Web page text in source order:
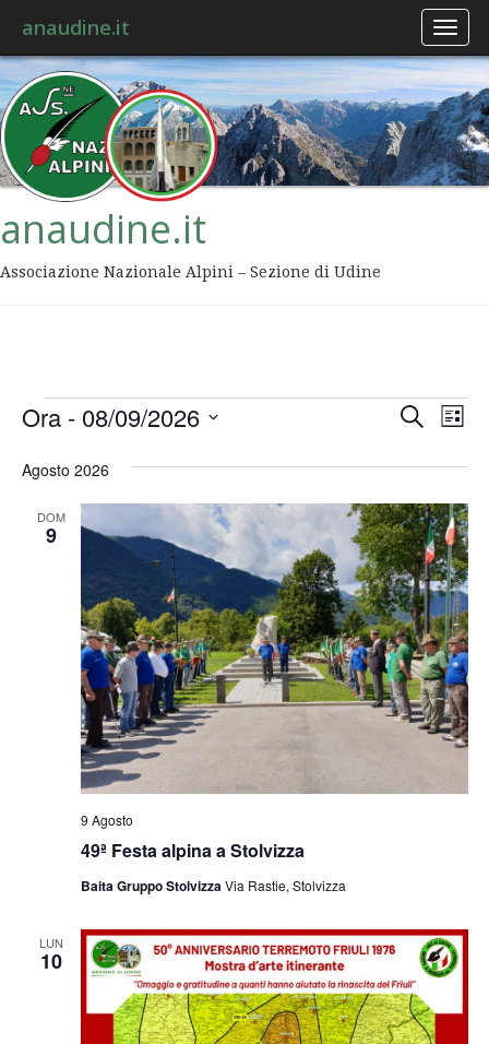
anaudine.it
anaudine.it
Associazione Nazionale Alpini – Sezione di Udine
viste
Cerca
Lista
Ora - 08/09/2026
la
Agosto 2026
DOM
9
49ª Festa alpina a Stolvizza
9 Agosto
Baita Gruppo StolvizzaVia Rastie, Stolvizza
LUN
10